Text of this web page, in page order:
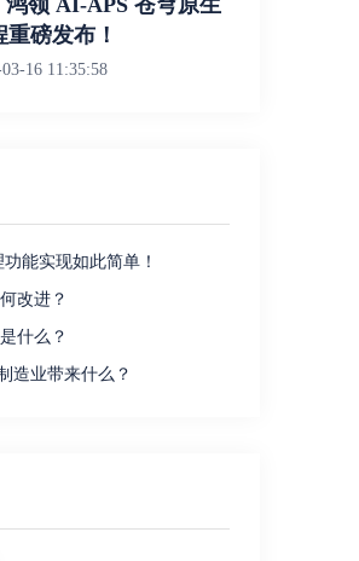
鸿领 AI-APS 苍穹原生
磅发布！
16 11:35:58
能实现如此简单！
改进？
什么？
造业带来什么？